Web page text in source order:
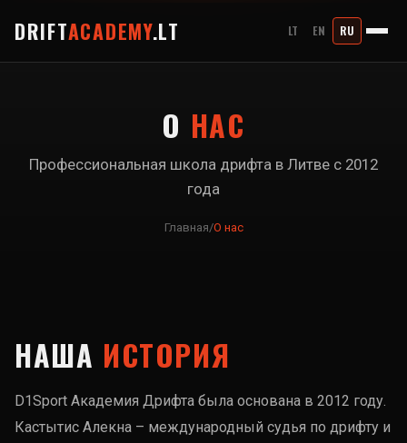
DRIFTACADEMY.LT LT EN RU
О НАС
Профессиональная школа дрифта в Литве с 2012
года
Главная/О нас
НАША ИСТОРИЯ
D1Sport Академия Дрифта была основана в 2012 году.
Кастытис Алекна – международный судья по дрифту и